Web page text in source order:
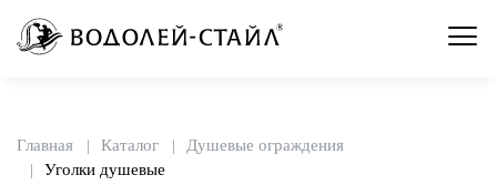
Главная Каталог
Душевые ограждения
Уголки душевые